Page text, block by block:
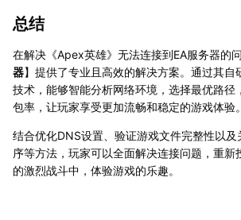
总结
在解决《Apex英雄》无法连接到EA服务器的
器】提供了专业且高效的解决方案。通过其自
技术，能够智能分析网络环境，选择最优路径
包率，让玩家享受更加流畅和稳定的游戏体验。
结合优化DNS设置、验证游戏文件完整性以及
序等方法，玩家可以全面解决连接问题，重新
的激烈战斗中，体验游戏的乐趣。